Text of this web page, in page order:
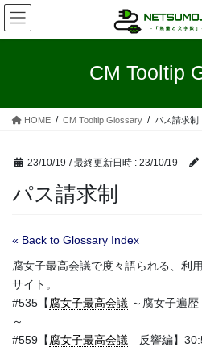
コ
ン
テ
ス
ナ
ビ
ゲ
ン
CM Tooltip
HOME CM Tooltip Glossary パス請求制
23/10/19 / 最終更新日時 : 23/10/19
パス請求制
« Back to Glossary Index
腐女子最高会議で度々語られる、利
サイト。
#535【腐女子最高会議 ～腐女子遍
～
#559【腐女子最高会議 反響編】